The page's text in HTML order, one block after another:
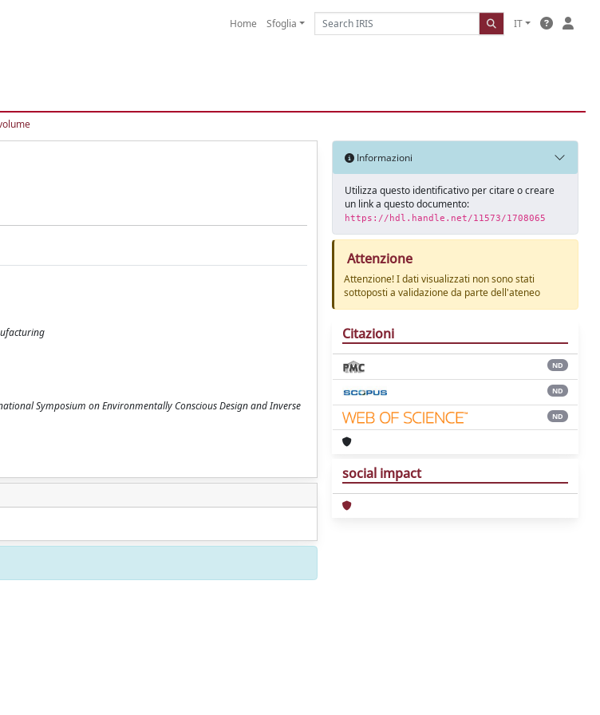
Home Sfoglia IT
Symposium on Environmentally Conscious Design and Inverse
Informazioni
Utilizza questo identificativo per citare o creare
un link a questo documento:
https://hdl.handle.net/11573/1708065
Attenzione
Attenzione! I dati visualizzati non sono stati
sottoposti a validazione da parte dell'ateneo
Citazioni
ND
ND
ND
social impact